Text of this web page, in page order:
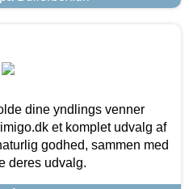
dine yndlings venner
et komplet udvalg af
godhed, sammen med
deres udvalg.